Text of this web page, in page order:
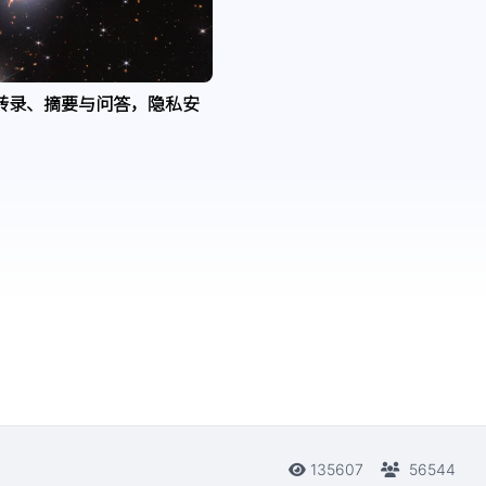
、摘要与问答，隐私安
135607 56544